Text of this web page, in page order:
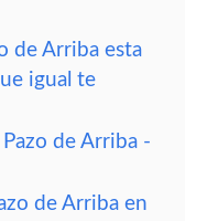
de Arriba esta
igual te
de Arriba -
de Arriba en